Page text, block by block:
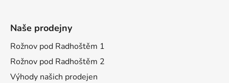
Naše prodejny
Rožnov pod Radhoštěm 1
Rožnov pod Radhoštěm 2
Výhody našich prodejen